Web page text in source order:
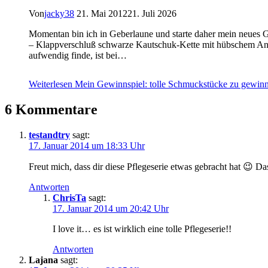
Vonjacky38 21. Mai 201221. Juli 2026
Momentan bin ich in Geberlaune und starte daher mein
– Klappverschluß schwarze Kautschuk-Kette mit hübschem
aufwendig finde, ist bei…
Weiterlesen Mein Gewinnspiel: tolle Schmuckstücke zu
6 Kommentare
testandtry sagt:
17. Januar 2014 um 18:33 Uhr
Freut mich, dass dir diese Pflegeserie etwas gebracht hat 😉
Antworten
ChrisTa sagt:
17. Januar 2014 um 20:42 Uhr
I love it… es ist wirklich eine tolle Pflegeserie!!
Antworten
Lajana sagt: